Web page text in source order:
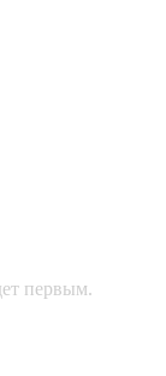
первым.